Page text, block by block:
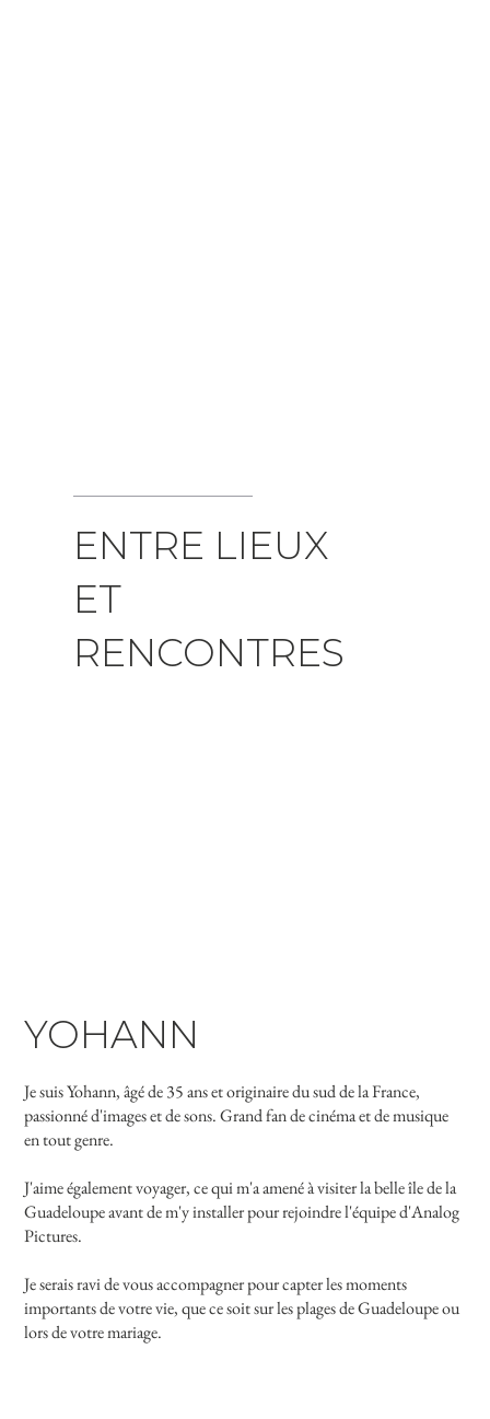
ENTRE LIEUX
ET
RENCONTRES
YOHANN
Je suis Yohann, âgé de 35 ans et originaire du sud de la France,
passionné d'images et de sons. Grand fan de cinéma et de musique
en tout genre.
J'aime également voyager, ce qui m'a amené à visiter la belle île de la
Guadeloupe avant de m'y installer pour rejoindre l'équipe d'Analog
Pictures.
Je serais ravi de vous accompagner pour capter les moments
importants de votre vie, que ce soit sur les plages de Guadeloupe ou
lors de votre mariage.